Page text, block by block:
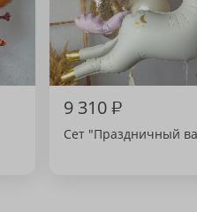
9 310₽
Сет "Праздничный